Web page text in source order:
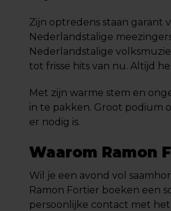
Zijn optredens staan garant
Nederlandstalige
Nederlandstalige
tot frisse hits van nu. Altijd
Met zijn warme stem en
in te pakken. Groot podium
er nodig is.
Waarom Ramon
Wil je een avond vol
Ramon Fortier boeken een
persoonlijke contact met